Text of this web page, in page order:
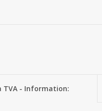
TVA - Information: